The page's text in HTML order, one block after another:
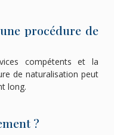
procédure de
compétents et la
de naturalisation peut
long.
?